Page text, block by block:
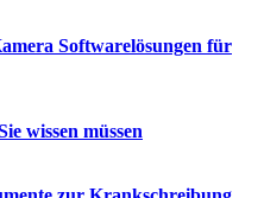
Softwarelösungen für
wissen müssen